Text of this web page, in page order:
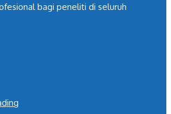
bagi peneliti di seluruh